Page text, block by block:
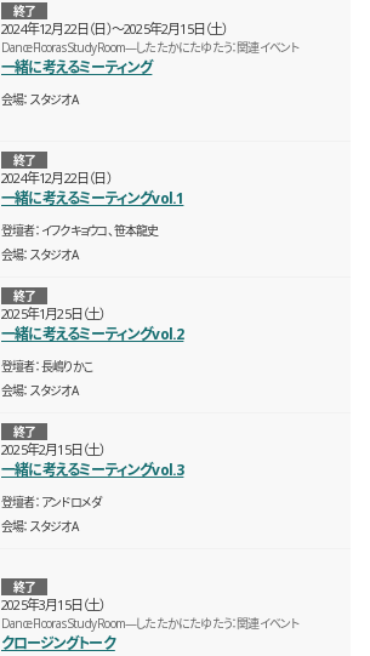
2024年12月22日（日）〜2025年2月15日（土）
終了
Dance Floor as Study Room—したたかにたゆたう：関連イベント
一緒に考えるミーティング
会場 スタジオA
2024年12月22日（日）
終了
一緒に考えるミーティングvol.1
登壇者 イフクキョウコ、笹本龍史
会場 スタジオA
2025年1月25日（土）
終了
一緒に考えるミーティングvol.2
登壇者 長嶋りかこ
会場 スタジオA
2025年2月15日（土）
終了
一緒に考えるミーティングvol.3
登壇者 アンドロメダ
会場 スタジオA
2025年3月15日（土）
終了
Dance Floor as Study Room—したたかにたゆたう：関連イベント
クロージングトーク